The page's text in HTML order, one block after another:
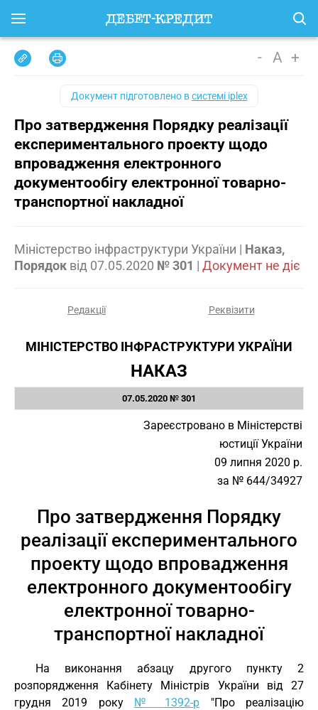
- A +
Документ підготовлено всистемі iplex
Про затвердження Порядку реалізації
експериментального проекту щодо
впровадження електронного
документообігу електронної товарно-
транспортної накладної
Міністерство інфраструктури України | Наказ,
Порядок від 07.05.2020 № 301 | Документ не діє
Редакції Реквізити
МІНІСТЕРСТВО ІНФРАСТРУКТУРИ УКРАЇНИ
НАКАЗ
07.05.2020 № 301
Зареєстровано в Міністерстві
юстиції України
09 липня 2020 р.
за № 644/34927
Про затвердження Порядку
реалізації експериментального
проекту щодо впровадження
електронного документообігу
електронної товарно-
транспортної накладної
На виконання абзацу другого пункту 2
розпорядження Кабінету Міністрів України від 27
грудня 2019 року № 1392-р "Про реалізацію